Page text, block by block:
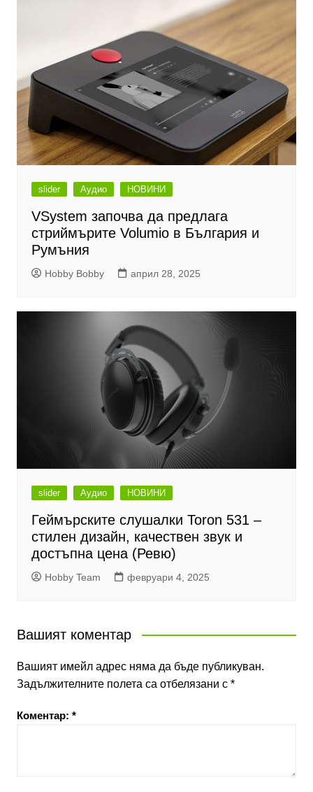
slider Аудио НОВИНИ
VSystem започва да предлага
стриймърите Volumio в България и
Румъния
Hobby Bobby април 28, 2025
slider Аудио НОВИНИ
Геймърските слушалки Toron 531 –
стилен дизайн, качествен звук и
достъпна цена (Ревю)
Hobby Team февруари 4, 2025
Вашият коментар
Вашият имейл адрес няма да бъде публикуван.
Задължителните полета са отбелязани с *
Коментар: *